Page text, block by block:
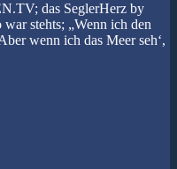
das SeglerHerz by
stehts; „Wenn ich den
wenn ich das Meer seh‘,